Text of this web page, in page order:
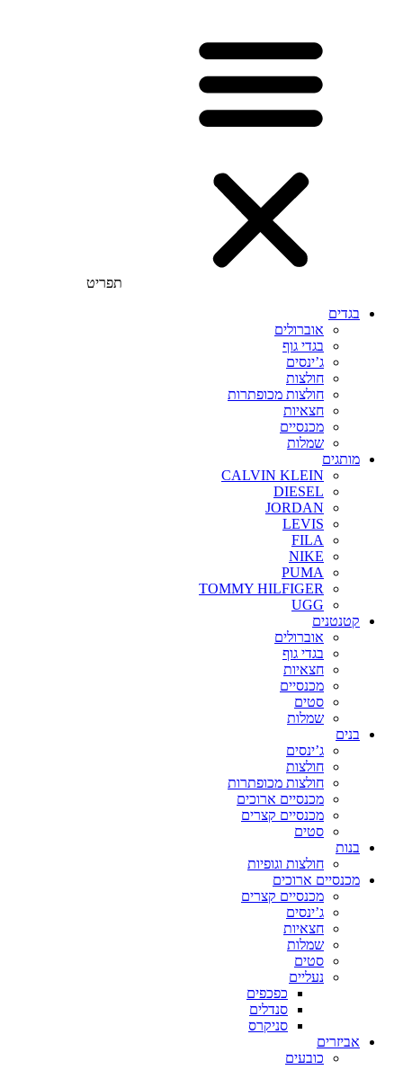
תפריט
בגדים
אוברולים
בגדי גוף
ג’ינסים
חולצות
חולצות מכופתרות
חצאיות
מכנסיים
שמלות
מותגים
CALVIN KLEIN
DIESEL
JORDAN
LEVIS
FILA
NIKE
PUMA
TOMMY HILFIGER
UGG
קטנטנים
אוברולים
בגדי גוף
חצאיות
מכנסיים
סטים
שמלות
בנים
ג’ינסים
חולצות
חולצות מכופתרות
מכנסיים ארוכים
מכנסיים קצרים
סטים
בנות
חולצות וגופיות
מכנסיים ארוכים
מכנסיים קצרים
ג’ינסים
חצאיות
שמלות
סטים
נעליים
כפכפים
סנדלים
סניקרס
אביזרים
כובעים